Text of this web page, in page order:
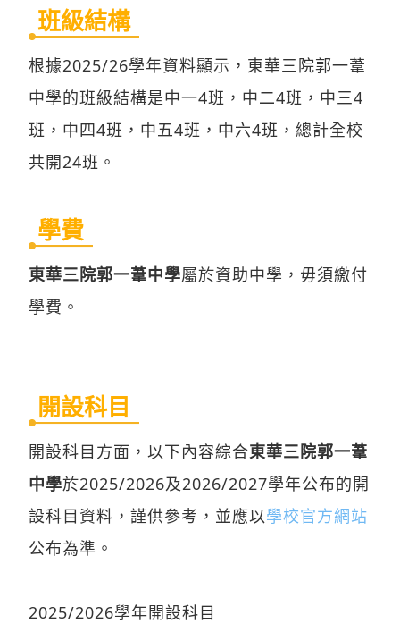
班級結構
根據2025/26學年資料顯示，東華三院郭一葦
中學的班級結構是中一4班，中二4班，中三4
班，中四4班，中五4班，中六4班，總計全校
共開24班。
學費
東華三院郭一葦中學屬於資助中學，毋須繳付
學費。
開設科目
開設科目方面，以下內容綜合東華三院郭一葦
中學於2025/2026及2026/2027學年公布的開
設科目資料，謹供參考，並應以學校官方網站
公布為準。
2025/2026學年開設科目